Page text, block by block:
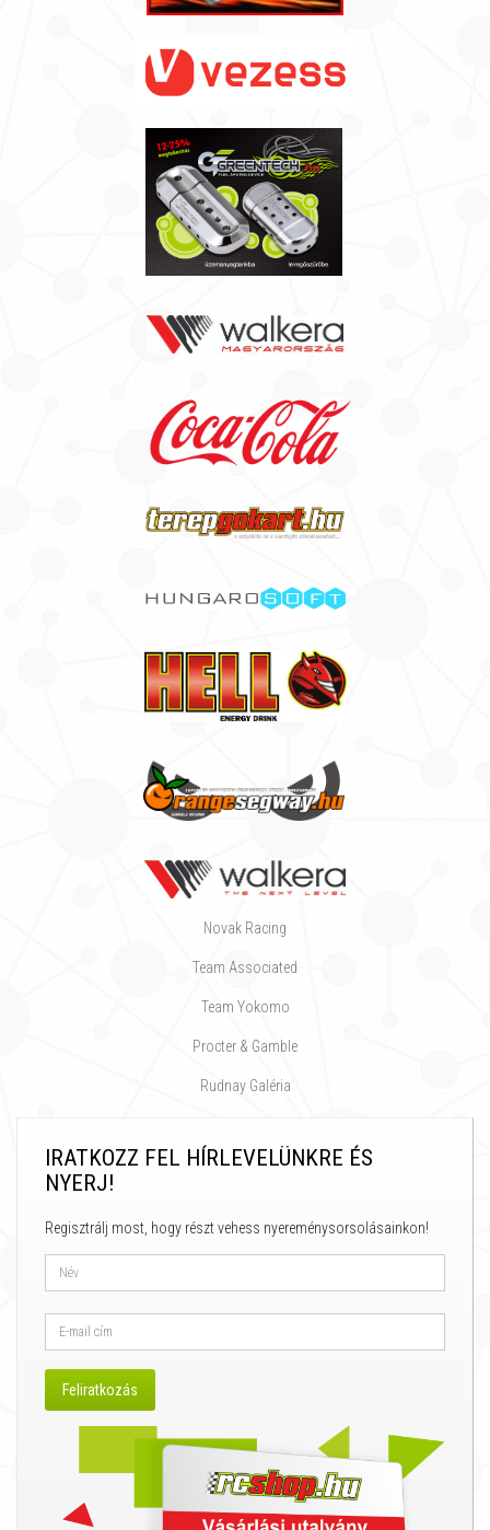
Novak Racing
Team Associated
Team Yokomo
Procter & Gamble
Rudnay Galéria
IRATKOZZ FEL HÍRLEVELÜNKRE ÉS
NYERJ!
Regisztrálj most, hogy részt vehess nyereménysorsolásainkon!